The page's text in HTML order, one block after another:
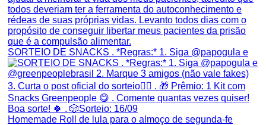
SORTEIO DE SNACKS . *Regras:* 1. Siga @papogula e
Homemade Roll de lula para o almoço de segunda-fe